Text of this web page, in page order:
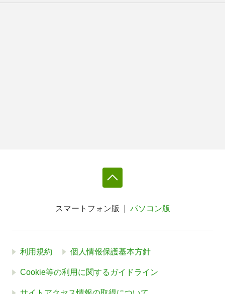
スマートフォン版 パソコン版
利用規約 個人情報保護基本方針
Cookie等の利用に関するガイドライン